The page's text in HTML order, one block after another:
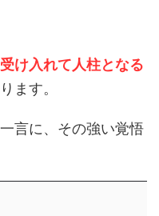
け入れて人柱となる
ます。
言に、その強い覚悟